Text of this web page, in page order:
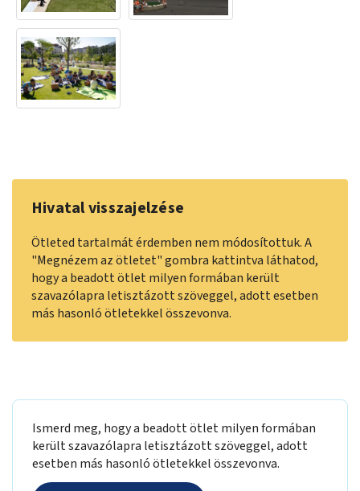
Hivatal visszajelzése
Ötleted tartalmát érdemben nem módosítottuk. A
"Megnézem az ötletet" gombra kattintva láthatod,
hogy a beadott ötlet milyen formában került
szavazólapra letisztázott szöveggel, adott esetben
más hasonló ötletekkel összevonva.
Ismerd meg, hogy a beadott ötlet milyen formában
került szavazólapra letisztázott szöveggel, adott
esetben más hasonló ötletekkel összevonva.